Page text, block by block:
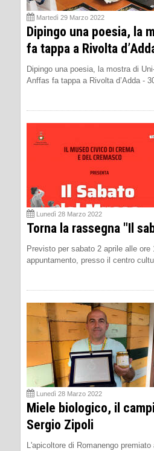
Martedì 29 Marzo 2022
Dipingo una poesia, la
fa tappa a Rivolta
Dipingo una poesia, la mostra di
Anffas fa tappa a Rivolta d’Adda -
Lunedì 28 Marzo 2022
Torna la rassegna "Il
Previsto per sabato 2 aprile alle ore
appuntamento, presso il centro
Lunedì 28 Marzo 2022
Miele biologico, il
Sergio Zipoli
L'apicoltore di Romanengo